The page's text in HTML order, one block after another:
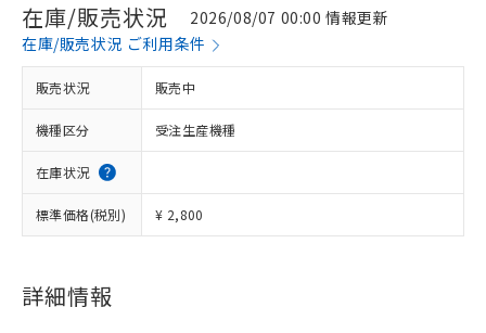
在庫/販売状況
2026/08/07 00:00 情報更新
在庫/販売状況 ご利用条件
販売状況 販売中
機種区分 受注生産機種
在庫状況
標準価格(税別) ¥ 2,800
詳細情報